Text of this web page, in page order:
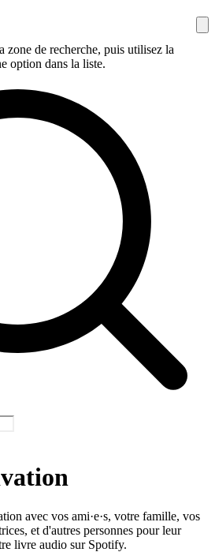
zone de recherche, puis utilisez la
option dans la liste.
avec vos ami·e·s, votre famille, vos
et d'autres personnes pour leur
livre audio sur Spotify.